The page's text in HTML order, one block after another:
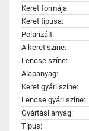
Keret formája:
Keret típusa:
Polarizált:
A keret színe:
Lencse színe:
Alapanyag:
Keret gyári színe:
Lencse gyári színe:
Gyártási anyag:
Típus: